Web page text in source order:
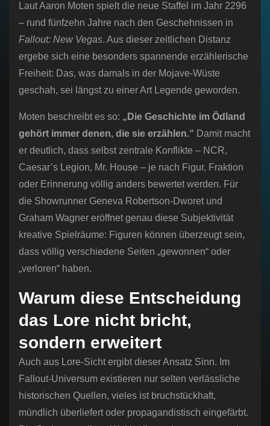
Laut Aaron Moten spielt die neue Staffel im Jahr 2296
– rund fünfzehn Jahre nach den Geschehnissen in
Fallout: New Vegas. Aus dieser zeitlichen Distanz
ergebe sich eine besonders spannende erzählerische
Freiheit: Das, was damals in der Mojave-Wüste
geschah, sei längst zu einer Art Legende geworden.
Moten beschreibt es so: „Die Geschichte im Ödland
gehört immer denen, die sie erzählen.“ Damit macht
er deutlich, dass selbst zentrale Konflikte – NCR,
Caesar’s Legion, Mr. House – je nach Figur, Fraktion
oder Erinnerung völlig anders bewertet werden. Für
die Showrunner Geneva Robertson-Dworet und
Graham Wagner eröffnet genau diese Subjektivität
kreative Spielräume: Figuren können überzeugt sein,
dass völlig verschiedene Seiten „gewonnen“ oder
„verloren“ haben.
Warum diese Entscheidung
das Lore nicht bricht,
sondern erweitert
Auch aus Lore-Sicht ergibt dieser Ansatz Sinn. Im
Fallout-Universum existieren nur selten verlässliche
historischen Quellen, vieles ist bruchstückhaft,
mündlich überliefert oder propagandistisch eingefärbt.